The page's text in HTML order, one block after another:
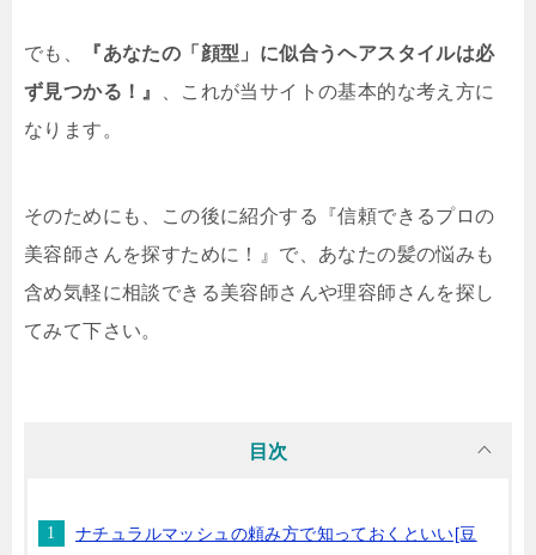
でも、
『あなたの「顔型」に似合うヘアスタイルは必
ず見つかる！』
、これが当サイトの基本的な考え方に
なります。
そのためにも、この後に紹介する『信頼できるプロの
美容師さんを探すために！』で、あなたの髪の悩みも
含め気軽に相談できる美容師さんや理容師さんを探し
てみて下さい。
目次
ナチュラルマッシュの頼み方で知っておくといい[豆